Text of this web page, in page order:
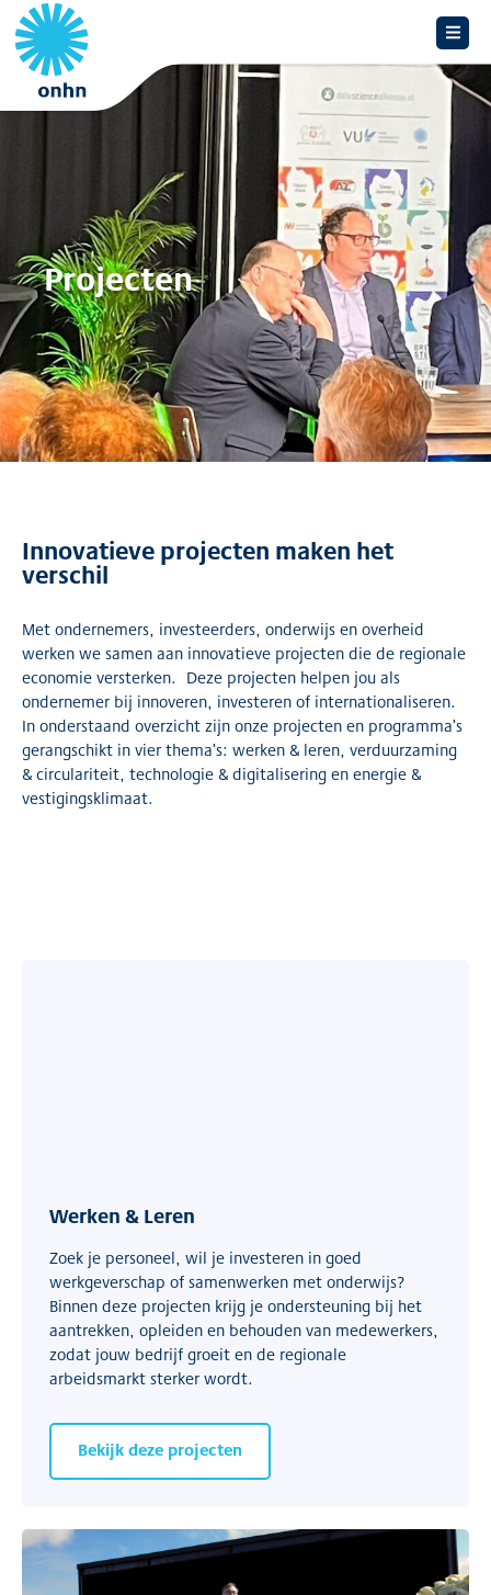
Projecten
Innovatieve projecten maken het
verschil
Met ondernemers, investeerders, onderwijs en overheid
werken we samen aan innovatieve projecten die de regionale
economie versterken. Deze projecten helpen jou als
ondernemer bij innoveren, investeren of internationaliseren.
In onderstaand overzicht zijn onze projecten en programma’s
gerangschikt in vier thema’s: werken & leren, verduurzaming
& circulariteit, technologie & digitalisering en energie &
vestigingsklimaat.
Werken & Leren
Zoek je personeel, wil je investeren in goed
werkgeverschap of samenwerken met onderwijs?
Binnen deze projecten krijg je ondersteuning bij het
aantrekken, opleiden en behouden van medewerkers,
zodat jouw bedrijf groeit en de regionale
arbeidsmarkt sterker wordt.
Bekijk deze projecten